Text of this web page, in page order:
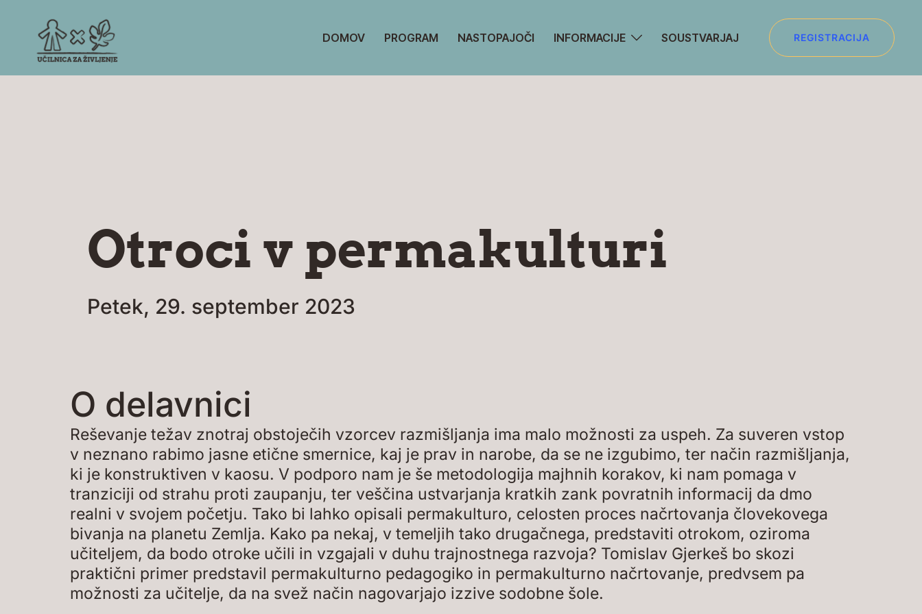
DOMOV PROGRAM NASTOPAJOČI INFORMACIJE SOUSTVARJAJ REGISTRACIJA
Otroci v permakulturi
Petek, 29. september 2023
O delavnici
Reševanje težav znotraj obstoječih vzorcev razmišljanja ima malo možnosti za uspeh. Za suveren vstop
v neznano rabimo jasne etične smernice, kaj je prav in narobe, da se ne izgubimo, ter način razmišljanja,
ki je konstruktiven v kaosu. V podporo nam je še metodologija majhnih korakov, ki nam pomaga v
tranziciji od strahu proti zaupanju, ter veščina ustvarjanja kratkih zank povratnih informacij da dmo
realni v svojem početju. Tako bi lahko opisali permakulturo, celosten proces načrtovanja človekovega
bivanja na planetu Zemlja. Kako pa nekaj, v temeljih tako drugačnega, predstaviti otrokom, oziroma
učiteljem, da bodo otroke učili in vzgajali v duhu trajnostnega razvoja? Tomislav Gjerkeš bo skozi
praktični primer predstavil permakulturno pedagogiko in permakulturno načrtovanje, predvsem pa
možnosti za učitelje, da na svež način nagovarjajo izzive sodobne šole.